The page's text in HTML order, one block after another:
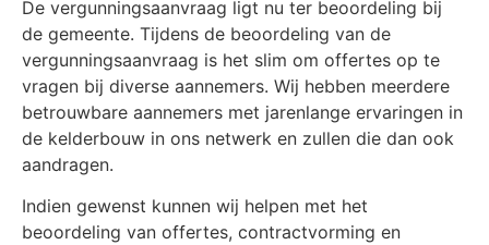
De vergunningsaanvraag ligt nu ter beoordeling bij
de gemeente. Tijdens de beoordeling van de
vergunningsaanvraag is het slim om offertes op te
vragen bij diverse aannemers. Wij hebben meerdere
betrouwbare aannemers met jarenlange ervaringen in
de kelderbouw in ons netwerk en zullen die dan ook
aandragen.
Indien gewenst kunnen wij helpen met het
beoordeling van offertes, contractvorming en